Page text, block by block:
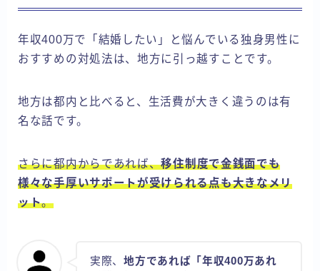
年収400万で「結婚したい」と悩んでいる独身男性に
おすすめの対処法は、地方に引っ越すことです。
地方は都内と比べると、生活費が大きく違うのは有
名な話です。
さらに都内からであれば、移住制度で金銭面でも
様々な手厚いサポートが受けられる点も大きなメリ
ット。
実際、地方であれば「年収400万あれ